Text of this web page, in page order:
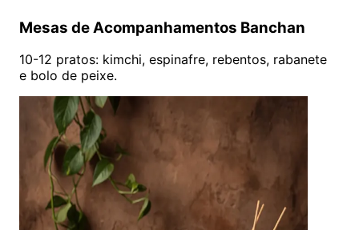
Mesas de Acompanhamentos Banchan
10-12 pratos: kimchi, espinafre, rebentos, rabanete
e bolo de peixe.